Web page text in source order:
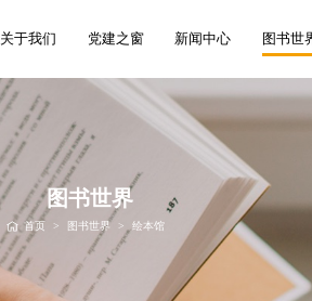
关于我们 党建之窗 新闻中心 图书世
图书世界
首页 > 图书世界 > 绘本馆